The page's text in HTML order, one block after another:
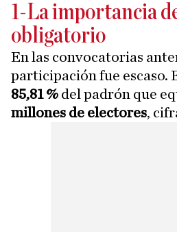
1-La importancia
obligatorio
En las convocatorias
participación fue escaso.
85,81 % del padrón que
millones de electores,